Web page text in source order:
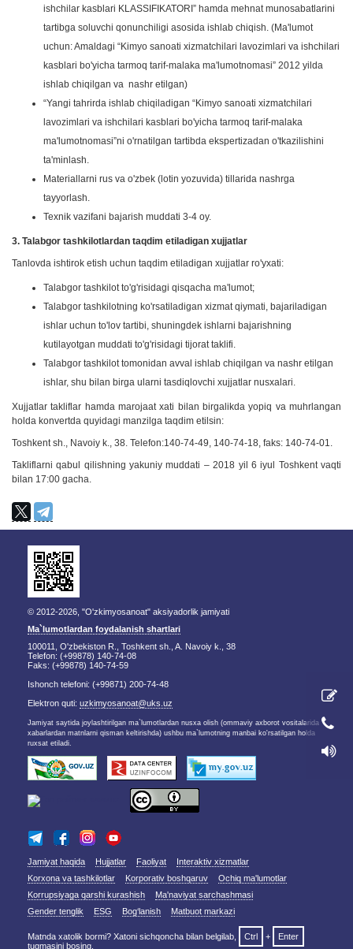
ishchilar kasblari KLASSIFIKATORI” hamda mehnat munosabatlarini
tartibga soluvchi qonunchiligi asosida ishlab chiqish. (Ma'lumot
uchun: Amaldagi “Kimyo sanoati xizmatchilari lavozimlari va ishchilari
kasblari bo'yicha tarmoq tarif-malaka ma'lumotnomasi” 2012 yilda
ishlab chiqilgan va nashr etilgan)
“Yangi tahrirda ishlab chiqiladigan “Kimyo sanoati xizmatchilari
lavozimlari va ishchilari kasblari bo'yicha tarmoq tarif-malaka
ma'lumotnomasi”ni o'rnatilgan tartibda ekspertizadan o'tkazilishini
ta'minlash.
Materiallarni rus va o'zbek (lotin yozuvida) tillarida nashrga
tayyorlash.
Texnik vazifani bajarish muddati 3-4 oy.
3. Talabgor tashkilotlardan taqdim etiladigan xujjatlar
Tanlovda ishtirok etish uchun taqdim etiladigan xujjatlar ro'yxati:
Talabgor tashkilot to'g'risidagi qisqacha ma'lumot;
Talabgor tashkilotning ko'rsatiladigan xizmat qiymati, bajariladigan
ishlar uchun to'lov tartibi, shuningdek ishlarni bajarishning
kutilayotgan muddati to'g'risidagi tijorat taklifi.
Talabgor tashkilot tomonidan avval ishlab chiqilgan va nashr etilgan
ishlar, shu bilan birga ularni tasdiqlovchi xujjatlar nusxalari.
Xujjatlar takliflar hamda marojaat xati bilan birgalikda yopiq va muhrlangan
holda konvertda quyidagi manzilga taqdim etilsin:
Toshkent sh., Navoiy k., 38. Telefon:140-74-49, 140-74-18, faks: 140-74-01.
Takliflarni qabul qilishning yakuniy muddati – 2018 yil 6 iyul Toshkent vaqti
bilan 17:00 gacha.
© 2012-2026, "O'zkimyosanoat" aksiyadorlik jamiyati
Ma`lumotlardan foydalanish shartlari
100011, O'zbekiston R., Toshkent sh., A. Navoiy k., 38
Telefon: (+99878) 140-74-08
Faks: (+99878) 140-74-59
Ishonch telefoni: (+99871) 200-74-48
Elektron quti: uzkimyosanoat@uks.uz
Jamiyat saytida joylashtirilgan ma`lumotlardan nusxa olish (ommaviy axborot vositalarida
xabarlardan matnlarni qisman keltirishda) ushbu ma`lumotning manbai ko'rsatilgan holda
ruxsat etiladi.
Jamiyat haqida Hujjatlar Faoliyat
Interaktiv xizmatlar
Korxona va tashkilotlar
Korporativ boshqaruv
Ochiq ma'lumotlar
Korrupsiyaga qarshi kurashish
Ma'naviyat sarchashmasi
Gender tenglik
ESG Bog‘lanish Matbuot markazi
Matnda xatolik bormi? Xatoni sichqoncha bilan belgilab, Ctrl +
Enter
tugmasini bosing.